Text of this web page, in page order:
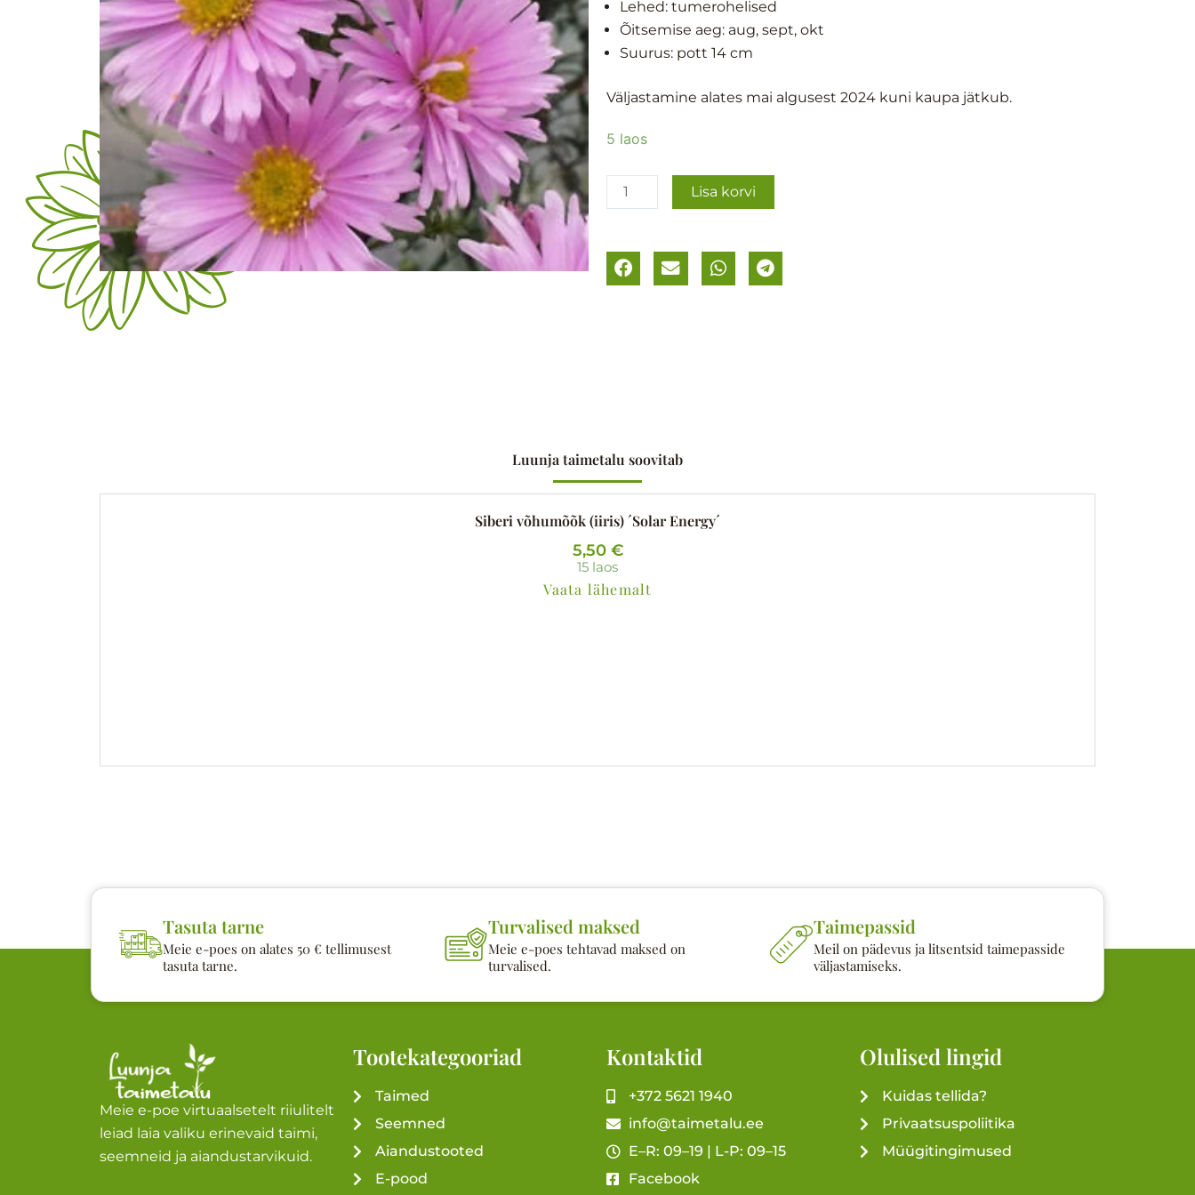
Lehed: tumerohelised
Õitsemise aeg: aug, sept, okt
Suurus: pott 14 cm
Väljastamine alates mai algusest 2024 kuni kaupa jätkub.
5 laos
Õiekas
´Sarah
Ballard
kogus
Lisa korvi
Luunja taimetalu soovitab
Siberi võhumõõk (iiris) ´Solar Energy´
5,50 €
15 laos
Vaata lähemalt
Tasuta tarne
Meie e-poes on alates 50 € tellimusest
tasuta tarne.
Turvalised maksed
Meie e-poes tehtavad maksed on
turvalised.
Taimepassid
Meil on pädevus ja litsentsid taimepasside
väljastamiseks.
Meie e-poe virtuaalsetelt riiulitelt
leiad laia valiku erinevaid taimi,
seemneid ja aiandustarvikuid.
Tootekategooriad
Taimed
Seemned
Aiandustooted
E-pood
Kontaktid
+372 5621 1940
info@taimetalu.ee
E–R: 09–19 | L-P: 09–15
Facebook
Olulised lingid
Kuidas tellida?
Privaatsuspoliitika
Müügitingimused